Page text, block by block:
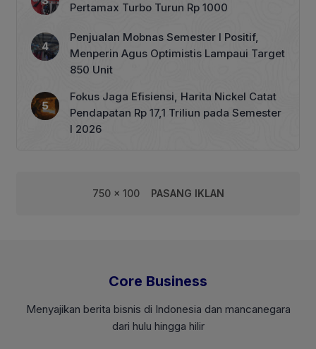
Pertamax Turbo Turun Rp 1000
Penjualan Mobnas Semester I Positif,
Menperin Agus Optimistis Lampaui Target
850 Unit
Fokus Jaga Efisiensi, Harita Nickel Catat
Pendapatan Rp 17,1 Triliun pada Semester
I 2026
750 x 100 PASANG IKLAN
Core Business
Menyajikan berita bisnis di Indonesia dan mancanegara
dari hulu hingga hilir